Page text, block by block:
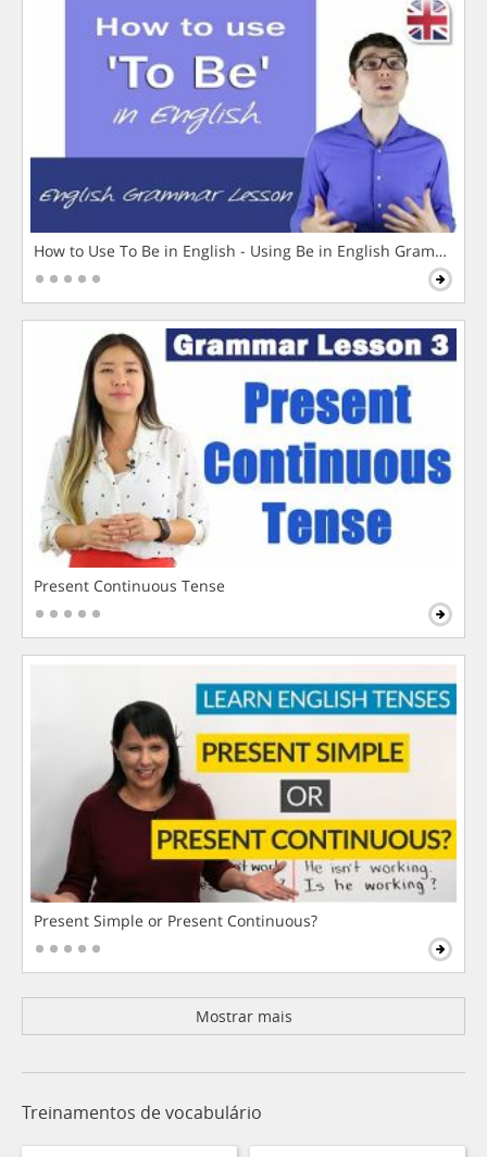
How to Use To Be in English - Using Be in English Grammar
Present Continuous Tense
Present Simple or Present Continuous?
Mostrar mais
Treinamentos de vocabulário